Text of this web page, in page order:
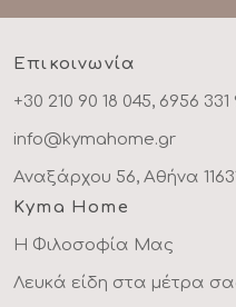
Επικοινωνία
+30 210 90 18 045, 6956 331
info@kymahome.gr
Αναξάρχου 56, Αθήνα
Kyma Home
Η Φιλοσοφία Μας
Λευκά είδη στα μέτρα